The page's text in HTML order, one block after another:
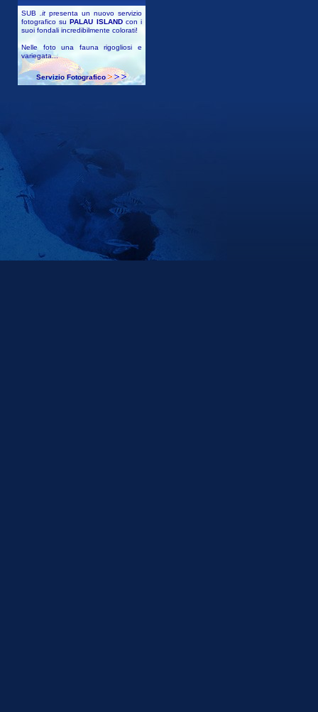
SUB .it presenta un nuovo servizio
fotografico suPALAU ISLANDcon i
suoi fondali incredibilmente colorati!
Nelle foto una fauna rigogliosi e
variegata...
Servizio Fotografico